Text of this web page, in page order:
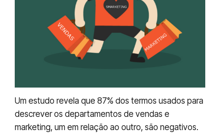
Um estudo revela que 87% dos termos usados para
descrever os departamentos de vendas e
marketing, um em relação ao outro, são negativos.